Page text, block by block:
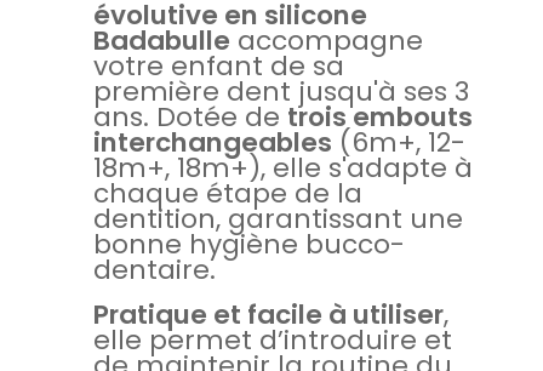
évolutive en silicone
Badabulle accompagne
votre enfant de sa
première dent jusqu'à ses 3
ans. Dotée de trois embouts
interchangeables (6m+, 12-
18m+, 18m+), elle s'adapte à
chaque étape de la
dentition, garantissant une
bonne hygiène bucco-
dentaire.
Pratique et facile à utiliser,
elle permet d’introduire et